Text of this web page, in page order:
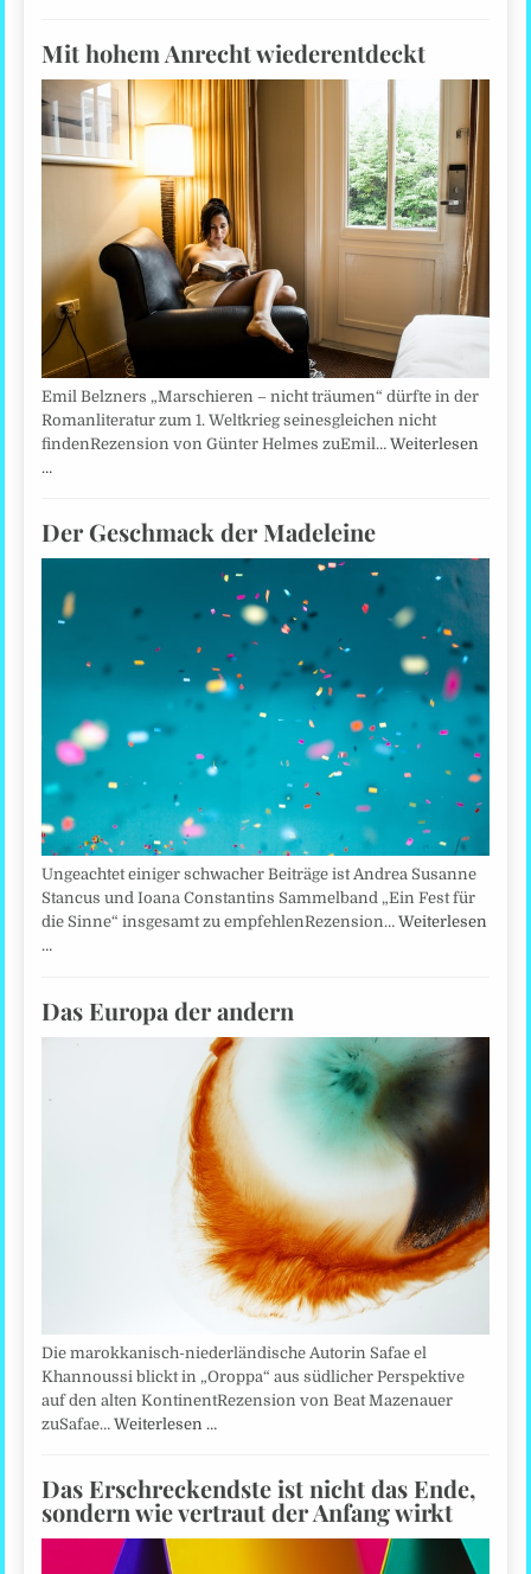
Mit hohem Anrecht wiederentdeckt
Emil Belzners „Marschieren – nicht träumen“ dürfte in der
Romanliteratur zum 1. Weltkrieg seinesgleichen nicht
findenRezension von Günter Helmes zuEmil…Weiterlesen
…
Der Geschmack der Madeleine
Ungeachtet einiger schwacher Beiträge ist Andrea Susanne
Stancus und Ioana Constantins Sammelband „Ein Fest für
die Sinne“ insgesamt zu empfehlenRezension…Weiterlesen
…
Das Europa der andern
Die marokkanisch-niederländische Autorin Safae el
Khannoussi blickt in „Oroppa“ aus südlicher Perspektive
auf den alten KontinentRezension von Beat Mazenauer
zuSafae…Weiterlesen …
Das Erschreckendste ist nicht das Ende,
sondern wie vertraut der Anfang wirkt